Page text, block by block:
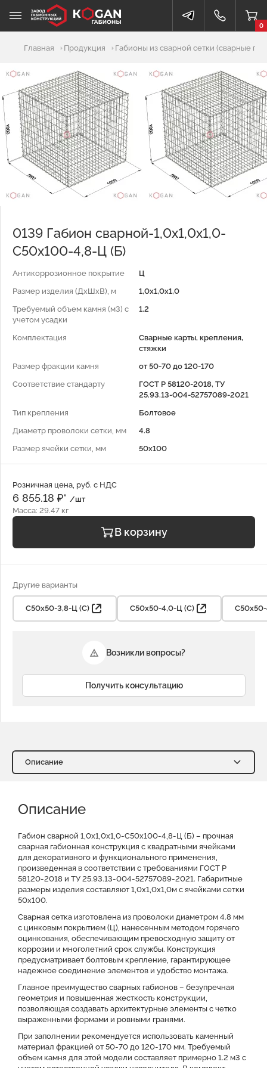
0
Добавлено в корзину
Главная Продукция Габионы из сварной сетки (сварные
0139 Габион сварной-1,0х1,0х1,0-
С50х100-4,8-Ц (Б)
Антикоррозионное покрытие
Ц
Размер изделия (ДхШхВ), м
1,0х1,0х1,0
Требуемый объем камня (м3) с
учетом усадки
1.2
Комплектация
Сварные карты, крепления,
стяжки
Размер фракции камня
от 50-70 до 120-170
Соответствие стандарту
ГОСТ Р 58120-2018, ТУ
25.93.13-004-52757089-2021
Тип крепления
Болтовое
Диаметр проволоки сетки, мм
4.8
Размер ячейки сетки, мм
50x100
Розничная цена, руб. с НДС
6 855.18 ₽* /шт
Масса: 29.47 кг
В корзину
Другие варианты
С50х50-3,8-Ц (С) С50х50-4,0-Ц (С)
Возникли вопросы?
Получить консультацию
Описание
Доставка и оплата
Преимущества Оставить заявку на КП
Файлы для скачивания
Описание
Габион сварной 1,0х1,0х1,0-С50х100-4,8-Ц (Б) – прочная
сварная габионная конструкция с квадратными ячейками
для декоративного и функционального применения,
произведенная в соответствии с требованиями ГОСТ Р
58120-2018 и ТУ 25.93.13-004-52757089-2021. Габаритные
размеры изделия составляют 1,0х1,0х1,0м с ячейками сетки
50x100.
Сварная сетка изготовлена из проволоки диаметром 4.8 мм
с цинковым покрытием (Ц), нанесенным методом горячего
оцинкования, обеспечивающим превосходную защиту от
коррозии и многолетний срок службы. Конструкция
предусматривает болтовым крепление, гарантирующее
надежное соединение элементов и удобство монтажа.
Главное преимущество сварных габионов – безупречная
геометрия и повышенная жесткость конструкции,
позволяющая создавать архитектурные элементы с четко
выраженными формами и ровными гранями.
При заполнении рекомендуется использовать каменный
материал фракцией от 50-70 до 120-170 мм. Требуемый
объем камня для этой модели составляет примерно 1.2 м3 с